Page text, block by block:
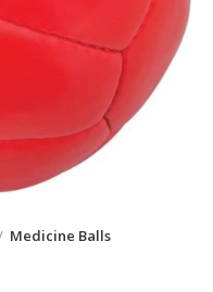
Medicine Balls